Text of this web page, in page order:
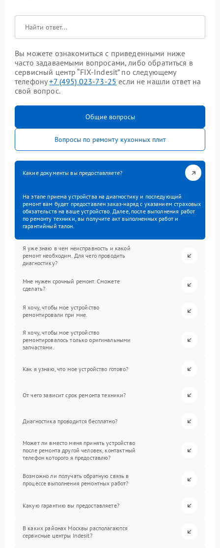
Вы можете ознакомиться с приведенными ниже
часто задаваемыми вопросами, либо обратиться в
сервисный центр “FIX-Indesit” по следующему
телефону+7 (495) 023-73-25 если не нашли ответ на
свой вопрос.
Общие вопросы
Вопросы по ремонту кухонных плит
Какие документы вы предоставляете?
На этапе приема устройства на диагностику и последующий
ремонт вам будет предоставлен заказ-наряд с указанием страховых
обязательств на ваше устройство. Далее, после выполнения работ
по ремонту техники, вы получите акт выполненных работ и
гарантийный талон.
Я уже знаю в чем неисправность и какой
ремонт необходим. Для чего проводить
диагностику?
Мне нужен срочный ремонт. Сможете
сделать?
Я хочу, чтобы мое устройство
ремонтировали при мне.
Я хочу, чтобы мое устройство
ремонтировалось только оригинальными
запчастями.
Как я узнаю, что мое устройство готово?
От чего зависит срок ремонта техники?
Диагностика проводится бесплатно?
Может ли вместо меня принять устройство
после ремонта другой человек, контактный
телефон которого я предоставлю?
Возможно ли получать обратную связь в
процессе выполнения ремонтных работ?
Какую гарантию вы предоставляете?
В каких районах Москвы располагаются
сервисные центры Indesit?